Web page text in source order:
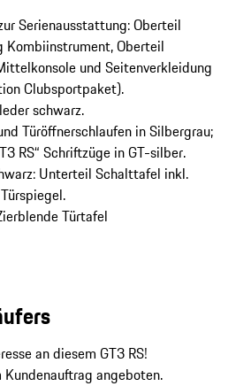
Serienausstattung: Oberteil
Oberteil
und Seitenverkleidung
Clubsportpaket).
schwarz.
Türöffnerschlaufen in Silbergrau;
RS“ Schriftzüge in GT-silber.
Unterteil Schalttafel inkl.
Türtafel
an diesem GT3 RS!
angeboten.